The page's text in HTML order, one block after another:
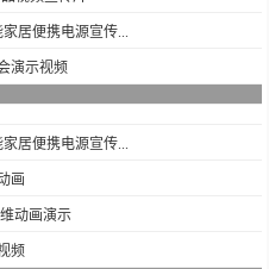
居便携电源宣传...
演示视频
居便携电源宣传...
画
动画演示
频